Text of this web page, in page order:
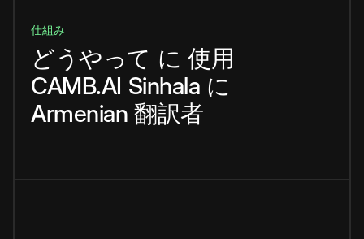
仕組み
どうやって に 使用
CAMB.AI Sinhala に
Armenian 翻訳者